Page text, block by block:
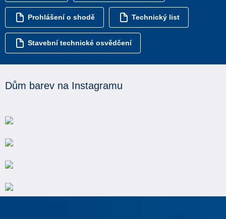
Prohlášení o shodě Technický list
Stavební technické osvědčení
Dům barev na Instagramu